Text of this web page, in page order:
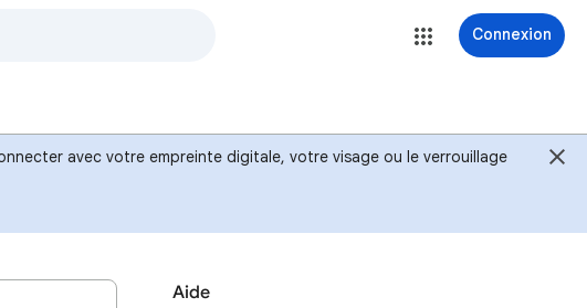
Connexion
avec votre empreinte digitale, votre visage ou le verrouillage
Aide